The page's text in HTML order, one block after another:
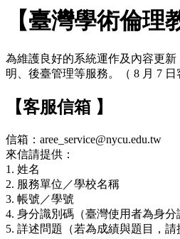
【臺灣學術倫
為維護良好的系統運作及內容更新
明、後臺管理等服務。（ 8 月 7 日
【客服信箱 】
信箱：aree_service@nycu.edu.tw
來信請提供：
1. 姓名
2. 服務單位／學校名稱
3. 帳號／學號
4. 身分識別碼（臺灣使用者為身分
5. 詳述問題（若為成績與題目，